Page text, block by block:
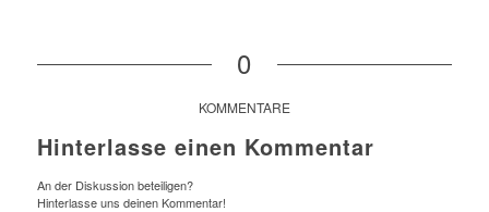
0
KOMMENTARE
Hinterlasse einen Kommentar
An der Diskussion beteiligen?
Hinterlasse uns deinen Kommentar!